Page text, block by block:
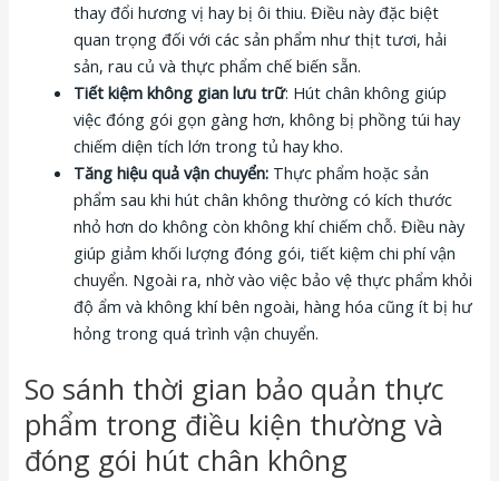
thay đổi hương vị hay bị ôi thiu. Điều này đặc biệt
quan trọng đối với các sản phẩm như thịt tươi, hải
sản, rau củ và thực phẩm chế biến sẵn.
Tiết kiệm không gian lưu trữ: Hút chân không giúp
việc đóng gói gọn gàng hơn, không bị phồng túi hay
chiếm diện tích lớn trong tủ hay kho.
Tăng hiệu quả vận chuyển: Thực phẩm hoặc sản
phẩm sau khi hút chân không thường có kích thước
nhỏ hơn do không còn không khí chiếm chỗ. Điều này
giúp giảm khối lượng đóng gói, tiết kiệm chi phí vận
chuyển. Ngoài ra, nhờ vào việc bảo vệ thực phẩm khỏi
độ ẩm và không khí bên ngoài, hàng hóa cũng ít bị hư
hỏng trong quá trình vận chuyển.
So sánh thời gian bảo quản thực
phẩm trong điều kiện thường và
đóng gói hút chân không